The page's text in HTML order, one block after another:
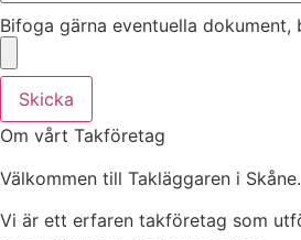
Bifoga gärna eventuella
Skicka
Om vårt Takföretag
Välkommen till Takläggaren i Skåne.
Vi är ett erfaren takföretag som